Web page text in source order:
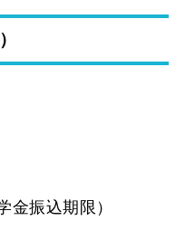
金振込期限）